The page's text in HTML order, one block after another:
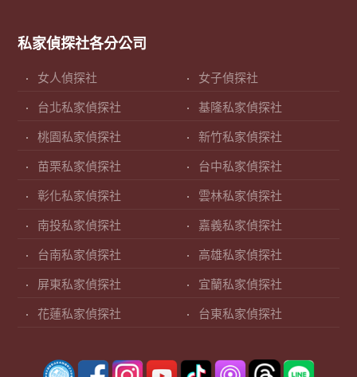
私家偵探社各分公司
女人偵探社 女子偵探社
台北私家偵探社 基隆私家偵探社
桃園私家偵探社 新竹私家偵探社
苗栗私家偵探社 台中私家偵探社
彰化私家偵探社 雲林私家偵探社
南投私家偵探社 嘉義私家偵探社
台南私家偵探社 高雄私家偵探社
屏東私家偵探社 宜蘭私家偵探社
花蓮私家偵探社 台東私家偵探社